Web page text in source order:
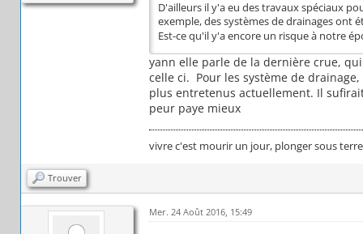
D'ailleurs il y'a eu des travaux spéciaux
exemple, des systèmes de drainages ont
Est-ce qu'il y'a encore un risque à notre
yann elle parle de la dernière crue,
celle ci. Pour les système de
plus entretenus actuellement. Il
peur paye mieux
vivre c'est mourir un jour, plonger sous
Trouver
Mer. 24 Août 2016, 15:49